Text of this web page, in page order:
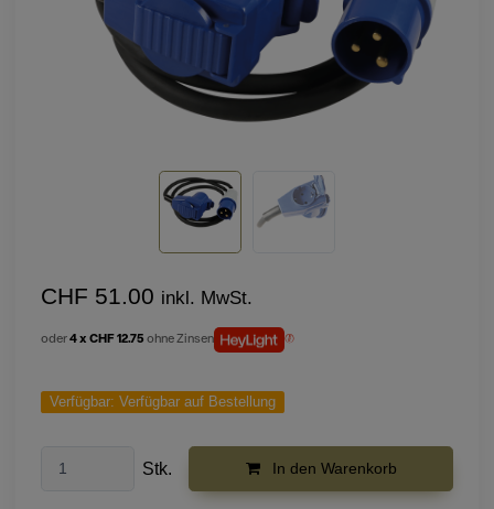
CHF 51.00 inkl. MwSt.
oder4 x CHF 12.75 ohne Zinsen
Verfügbar: Verfügbar auf Bestellung
Stk. In den Warenkorb